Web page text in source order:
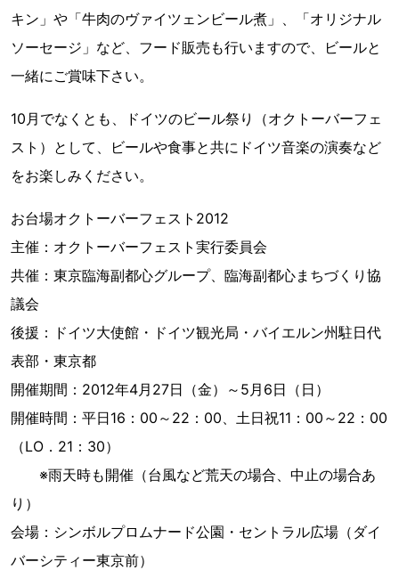
キン」や「牛肉のヴァイツェンビール煮」、「オリジナル
ソーセージ」など、フード販売も行いますので、ビールと
一緒にご賞味下さい。
10月でなくとも、ドイツのビール祭り（オクトーバーフェ
スト）として、ビールや食事と共にドイツ音楽の演奏など
をお楽しみください。
お台場オクトーバーフェスト2012
主催：オクトーバーフェスト実行委員会
共催：東京臨海副都心グループ、臨海副都心まちづくり協
議会
後援：ドイツ大使館・ドイツ観光局・バイエルン州駐日代
表部・東京都
開催期間：2012年4月27日（金）～5月6日（日）
開催時間：平日16：00～22：00、土日祝11：00～22：00
（LO．21：30）
※雨天時も開催（台風など荒天の場合、中止の場合あ
り）
会場：シンボルプロムナード公園・セントラル広場（ダイ
バーシティー東京前）